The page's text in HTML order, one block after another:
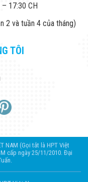
17:30 CH
2 và tuần 4 của tháng)
TÔI
NAM (Gọi tắt là HPT Việt
cấp ngày 25/11/2010. Đại